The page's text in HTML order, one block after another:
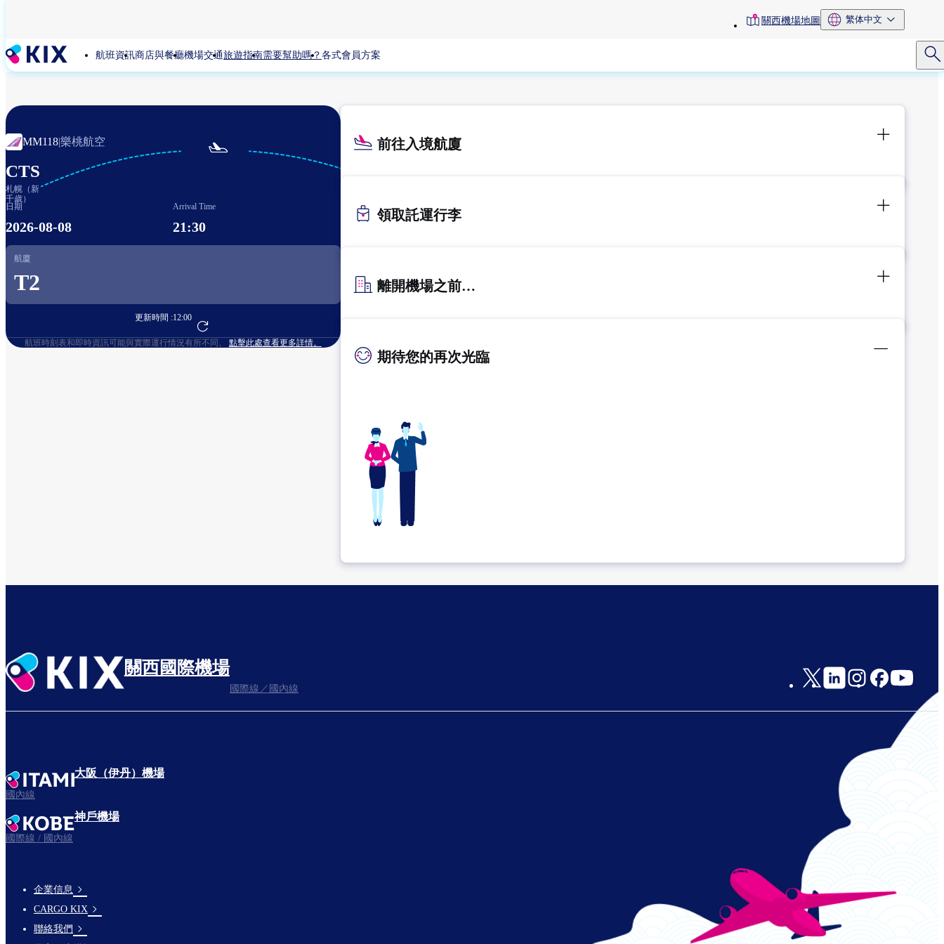
主
內
容
toolbar關西機場地圖 繁体中文
航班資訊商店與餐廳機場交通旅遊指南需要幫助嗎？ 各式會員方案
MM118|樂桃航空
CTS
札幌（新
千歲）

日期
2026-08-08
Arrival Time
21:30
航廈
T2
更新時間 :12:00
前往航班預訂
航班時刻表和即時資訊可能與實際運行情況有所不同。 點擊此處查看更多詳情。
前往入境航廈
領取託運行李
離開機場之前…
期待您的再次光臨
關西國際機場
國際線／國內線
大阪（伊丹）機場
國內線
神戶機場
國際線 / 國內線
footer-
links-
企業信息
CARGO KIX
聯絡我們
Social